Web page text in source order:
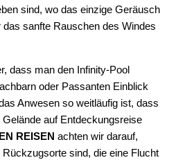
sind, wo das einzige Geräusch
sanfte Rauschen des Windes
dass man den Infinity-Pool
oder Passanten Einblick
Anwesen so weitläufig ist, dass
auf Entdeckungsreise
REISEN achten wir darauf,
sind, die eine Flucht